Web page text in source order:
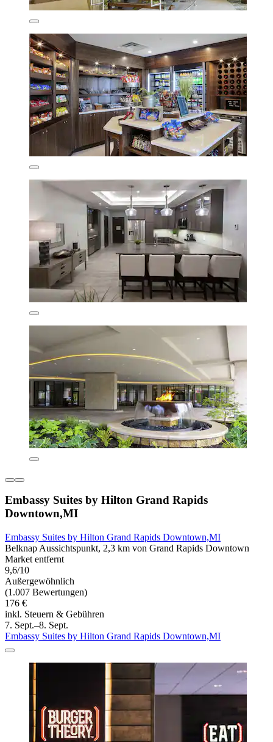
Embassy Suites by Hilton Grand Rapids
Downtown,MI
Embassy Suites by Hilton Grand Rapids Downtown,MI
Belknap Aussichtspunkt, 2,3 km von Grand Rapids Downtown
Market entfernt
9,6/10
Außergewöhnlich
(1.007 Bewertungen)
176 €
inkl. Steuern & Gebühren
7. Sept.–8. Sept.
Embassy Suites by Hilton Grand Rapids Downtown,MI